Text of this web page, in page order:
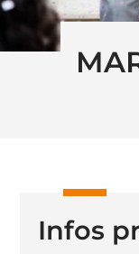
Infos